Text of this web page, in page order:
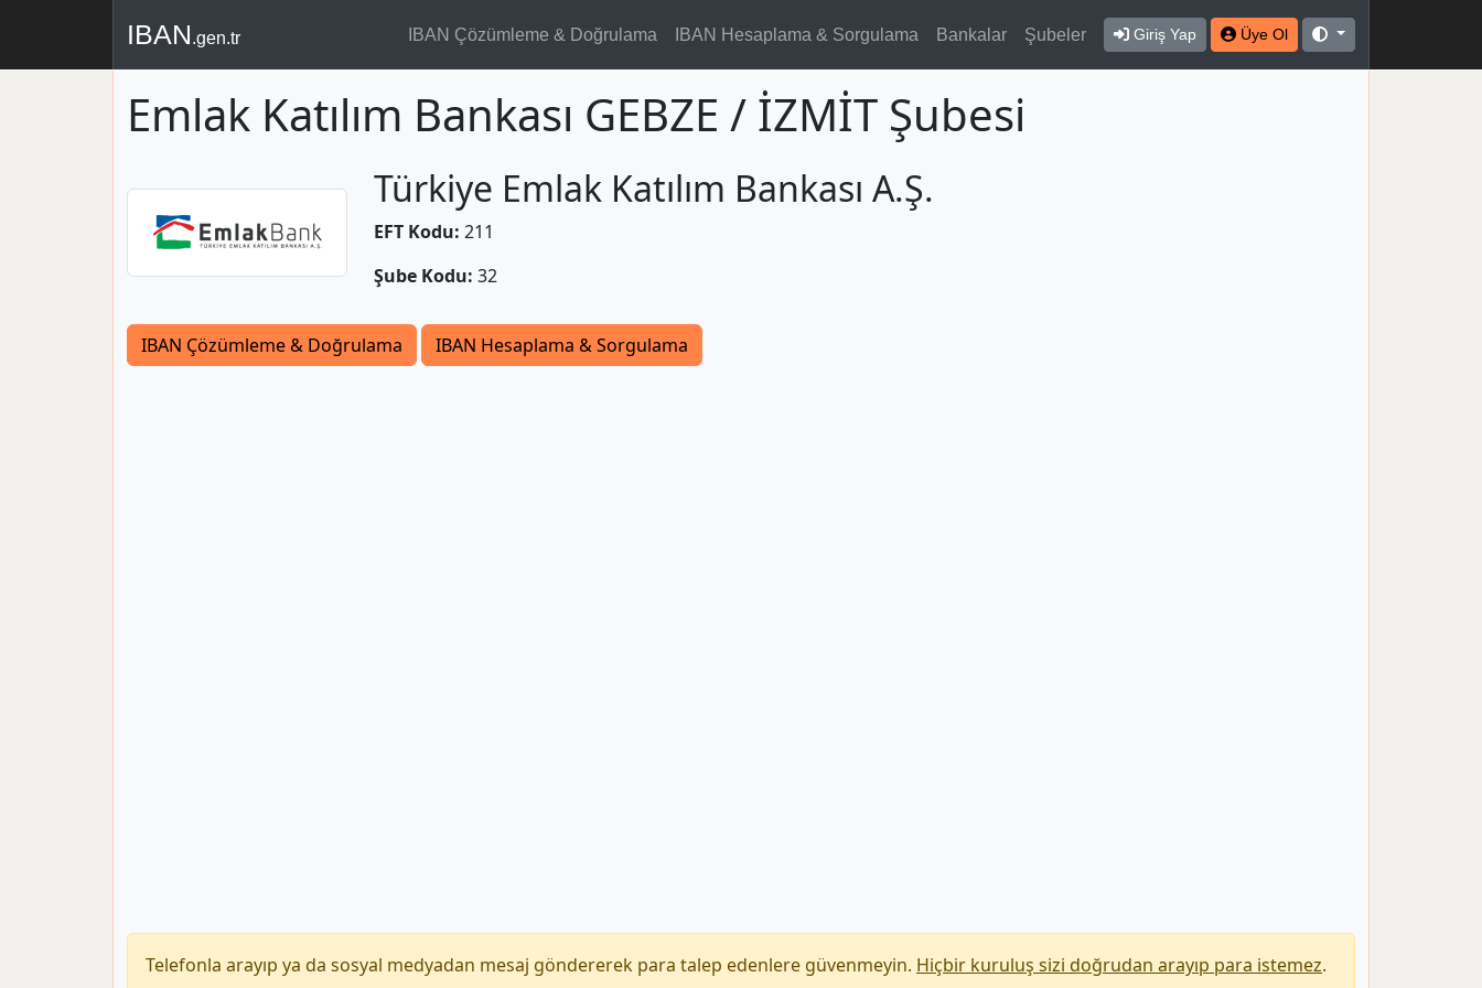
IBAN.gen.tr IBAN Çözümleme & Doğrulama IBAN Hesaplama & Sorgulama Bankalar Şubeler Giriş Yap Üye Ol
Emlak Katılım Bankası GEBZE / İZMİT Şubesi
Türkiye Emlak Katılım Bankası A.Ş.
EFT Kodu: 211
Şube Kodu: 32
IBAN Çözümleme & Doğrulama IBAN Hesaplama & Sorgulama
Telefonla arayıp ya da sosyal medyadan mesaj göndererek para talep edenlere güvenmeyin. Hiçbir kuruluş sizi doğrudan arayıp para istemez.